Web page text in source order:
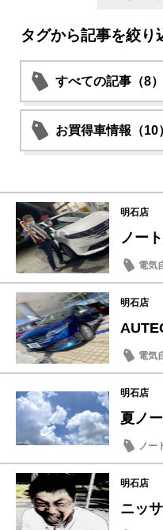
タグから記事を絞り
すべての記事（8）
お買得車情報（10
明石店
ノー
電気
明石店
電気
明石店
夏ノ
ノー
明石店
ニッ